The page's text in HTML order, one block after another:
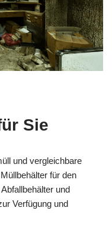
Sie
und vergleichbare
für den
und
Verfügung und